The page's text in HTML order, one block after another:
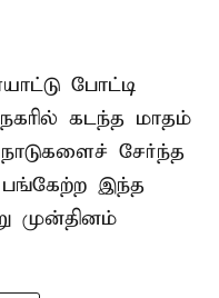
போட்டி
கடந்த மாதம்
சேர்ந்த
இந்த
முன்தினம்